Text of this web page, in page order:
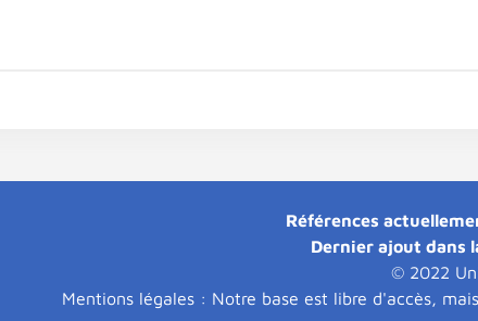
Références
Dernier ajout dans
© 2022
Mentions légales : Notre base est libre d'accès,